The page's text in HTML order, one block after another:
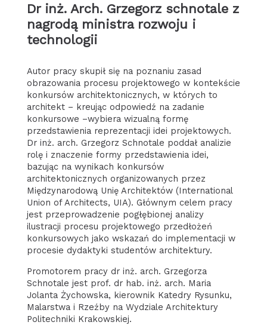
Dr inż. Arch. Grzegorz schnotale z
nagrodą ministra rozwoju i
technologii
Autor pracy skupił się na poznaniu zasad
obrazowania procesu projektowego w kontekście
konkursów architektonicznych, w których to
architekt – kreując odpowiedź na zadanie
konkursowe –wybiera wizualną formę
przedstawienia reprezentacji idei projektowych.
Dr inż. arch. Grzegorz Schnotale poddał analizie
rolę i znaczenie formy przedstawienia idei,
bazując na wynikach konkursów
architektonicznych organizowanych przez
Międzynarodową Unię Architektów (International
Union of Architects, UIA). Głównym celem pracy
jest przeprowadzenie pogłębionej analizy
ilustracji procesu projektowego przedłożeń
konkursowych jako wskazań do implementacji w
procesie dydaktyki studentów architektury.
Promotorem pracy dr inż. arch. Grzegorza
Schnotale jest prof. dr hab. inż. arch. Maria
Jolanta Żychowska, kierownik Katedry Rysunku,
Malarstwa i Rzeźby na Wydziale Architektury
Politechniki Krakowskiej.